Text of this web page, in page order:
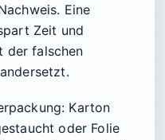
Eine
Zeit und
der falschen
Karton
oder Folie